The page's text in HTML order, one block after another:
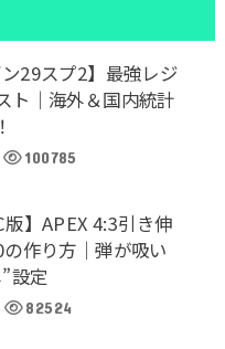
ン29スプ2】最強レジ
ト｜海外＆国内統計
100785
版】APEX 4:3引き伸
作り方｜弾が吸い
設定
82524